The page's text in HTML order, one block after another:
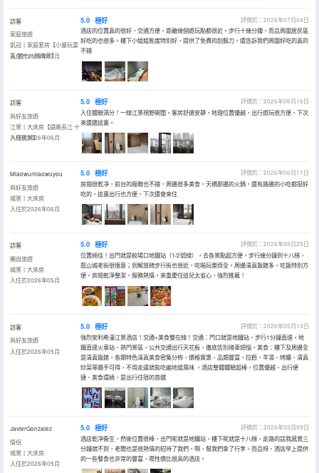
訪客
家庭旅遊
凱冠丨家庭套房【小童玩耍
區·賞十八梯夜景】
入住於2026年07月
5.0 極好
評價於：2026年07月04日
酒店的位置真的很好，交通方便，距離幾個遊玩點都很近。步行十幾分鍾，而且周圍居民區
好吃的也很多。樓下小姐姐態度特別好，提供了免費的刮鬍刀。還告訴我們周圍好吃的真的
不錯
訪客
與好友旅遊
江景丨大床房【遠眺長江·十
八梯夜景】
入住於2026年06月
5.0 極好
評價於：2026年06月16日
入住體驗滿分！一線江景視野開闊，客房舒適安靜，地理位置優越，出行遊玩很方便，下次
來還選這裏。
Miaowumiaowuyou
與好友旅遊
城景丨大床房
入住於2026年06月
5.0 極好
評價於：2026年06月11日
房間很乾凈，前台的服務也不錯，周邊很多美食，天橋那邊的火鍋，還有路邊的小吃都挺好
吃的，這裏出行也方便，下次還會來住
訪客
獨自旅遊
城景丨大床房
入住於2026年05月
5.0 極好
評價於：2026年05月25日
位置絕佳！出門就是較場口地鐵站（1/2號線），去各景點超方便。步行幾分鐘到十八梯，
逛山城老街很愜意；到解放碑步行街也很近，吃喝玩樂齊全。周邊清真飯館多，吃飯特別方
便。房間乾淨整潔，服務熱情，來重慶住這兒太省心，強烈推薦！
訪客
與好友旅遊
入住於2026年05月
5.0 極好
評價於：2026年05月13日
強烈安利希漫江景酒店！交通+美食雙在線！交通：門口就是地鐵站，步行1分鐘直達，地
鐵直達火車站、熱門景區，公共交通出行天花板，徹底告別堵車煩惱。美食：樓下及周邊全
是清真飯館，各類特色清真美食密集分佈，價格實惠、品類豐富，拉麪、羊湯、烤饢、清真
炒菜等隨手可得，不用走遠就能吃遍地道風味 。酒店整體體驗超棒，位置優越、出行便
捷、美食環繞，是出行住宿的首選
JavierGonzalez
情侶
城景丨大床房
入住於2026年05月
5.0 極好
評價於：2026年05月09日
酒店乾淨衞生，然後位置很棒，出門呢就是地鐵站，樓下呢就是十八梯，走路的話我感覺三
分鐘就不到，老闆也是很熱情的招待了我們，啊，幫我們拿了行李。而且呀，酒店早上提供
的一些餐食也非常的豐富，嗯性價比很高的酒店。